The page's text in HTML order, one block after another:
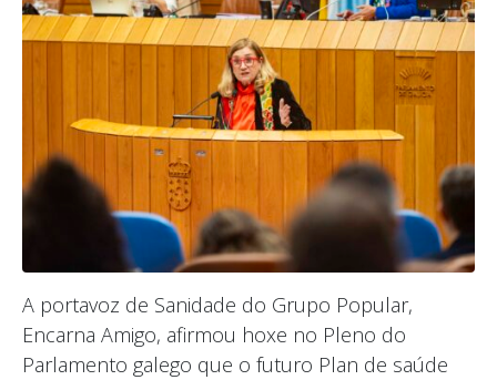
A portavoz de Sanidade do Grupo Popular,
Encarna Amigo, afirmou hoxe no Pleno do
Parlamento galego que o futuro Plan de saúde